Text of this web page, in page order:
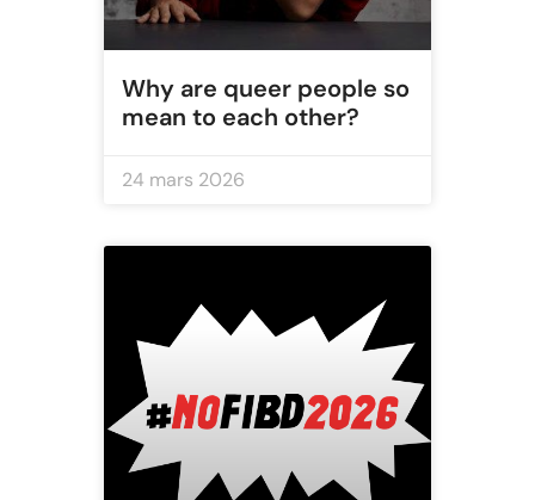
Why are queer people so
mean to each other?
24 mars 2026